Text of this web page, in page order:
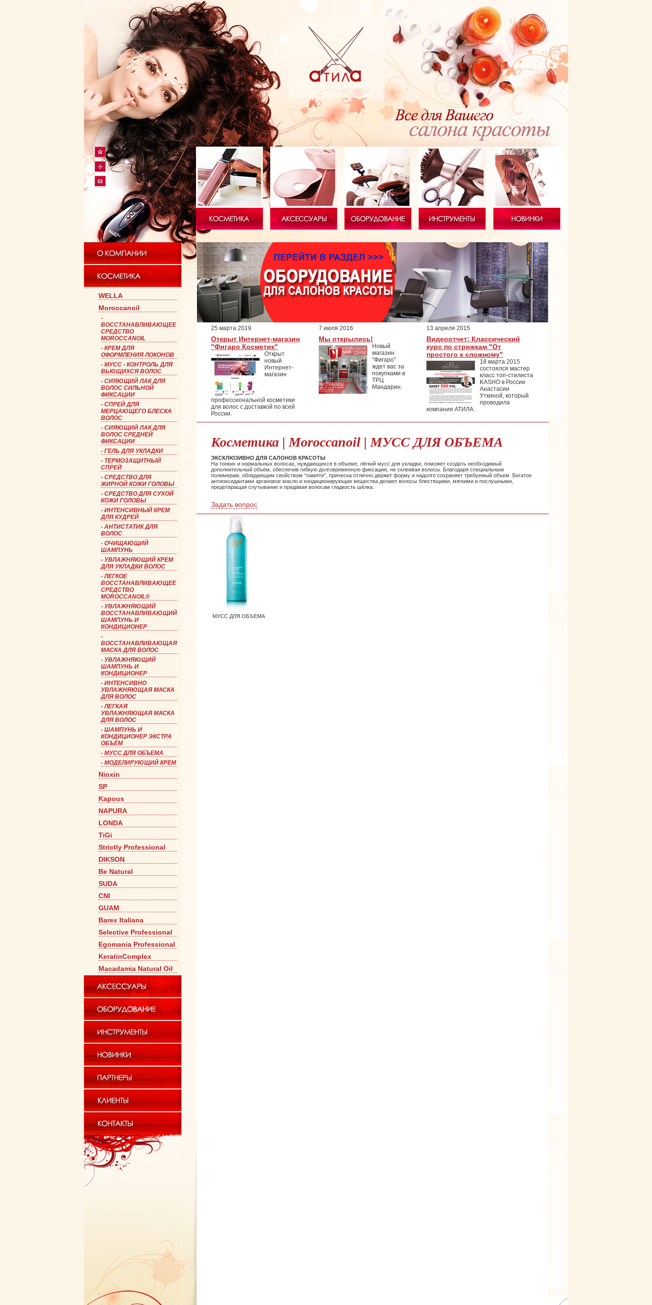
WELLA
Moroccanoil
-
ВОССТАНАВЛИВАЮЩЕЕ
СРЕДСТВО
MOROCCANOIL
- КРЕМ ДЛЯ
ОФОРМЛЕНИЯ ЛОКОНОВ
- МУСС - КОНТРОЛЬ ДЛЯ
ВЬЮЩИХСЯ ВОЛОС
- СИЯЮЩИЙ ЛАК ДЛЯ
ВОЛОС CИЛЬНОЙ
ФИКСАЦИИ
- СПРЕЙ ДЛЯ
МЕРЦАЮЩЕГО БЛЕСКА
ВОЛОС
- СИЯЮЩИЙ ЛАК ДЛЯ
ВОЛОС СРЕДНЕЙ
ФИКСАЦИИ
- ГЕЛЬ ДЛЯ УКЛАДКИ
- ТЕРМОЗАЩИТНЫЙ
СПРЕЙ
- СРЕДСТВО ДЛЯ
ЖИРНОЙ КОЖИ ГОЛОВЫ
- СРЕДСТВО ДЛЯ СУХОЙ
КОЖИ ГОЛОВЫ
- ИНТЕНСИВНЫЙ КРЕМ
ДЛЯ КУДРЕЙ
- АНТИСТАТИК ДЛЯ
ВОЛОС
- ОЧИЩАЮЩИЙ
ШАМПУНЬ
- УВЛАЖНЯЮЩИЙ КРЕМ
ДЛЯ УКЛАДКИ ВОЛОС
-ЛЕГКОЕ
ВОССТАНАВЛИВАЮЩЕЕ
СРЕДСТВО
MOROCCANOIL®
- УВЛАЖНЯЮЩИЙ
ВОССТАНАВЛИВАЮЩИЙ
ШАМПУНЬ И
КОНДИЦИОНЕР
-
ВОССТАНАВЛИВАЮЩАЯ
МАСКА ДЛЯ ВОЛОС
- УВЛАЖНЯЮЩИЙ
ШАМПУНЬ И
КОНДИЦИОНЕР
- ИНТЕНСИВНО
УВЛАЖНЯЮЩАЯ МАСКА
ДЛЯ ВОЛОС
-ЛЕГКАЯ
УВЛАЖНЯЮЩАЯ МАСКА
ДЛЯ ВОЛОС
- ШАМПУНЬ И
КОНДИЦИОНЕР ЭКСТРА
ОБЪЁМ
- МУСС ДЛЯ ОБЪЕМА
- МОДЕЛИРУЮЩИЙ КРЕМ
Nioxin
SP
Kapous
NAPURA
LONDA
TiGi
Strictly Professional
DIKSON
Be Natural
SUDA
CNI
GUAM
Barex Italiana
Selective Professional
Egomania Professional
KeratinComplex
Macadamia Natural Оil
25 марта 2019
Открыт Интернет-магазин
"Фигаро Косметик"
Открыт
новый
Интернет-
магазин
профессиональной косметики
для волос с доставкой по всей
России.
7 июля 2016
Мы открылись!
Новый
магазин
"Фигаро"
ждет вас за
покупками в
ТРЦ
Мандарин.
13 апреля 2015
Видеоотчет: Классический
курс по стрижкам "От
простого к сложному"
18 марта 2015
состоялся мастер
класс топ-стилиста
KASHO в России
Анастасии
Уткиной, который
проводила
компания АТИЛА.
Косметика | Moroccanoil | МУСС ДЛЯ ОБЪЕМА
ЭКСКЛЮЗИВНО ДЛЯ САЛОНОВ КРАСОТЫ
На тонких и нормальных волосах, нуждающихся в объеме, лёгкий мусс для укладки, поможет создать необходимый
дополнительный объём, обеспечив гибкую долговременную фиксацию, не склеивая волосы. Благодаря специальным
полимерам, обладающим свойством “памяти”, прическа отлично держит форму и надолго сохраняет требуемый объем. Богатое
антиоксидантами аргановое масло и кондиционирующие вещества делают волосы блестящими, мягкими и послушными,
предотвращая спутывание и придавая волосам гладкость шёлка.
Задать вопрос
МУСС ДЛЯ ОБЪЕМА